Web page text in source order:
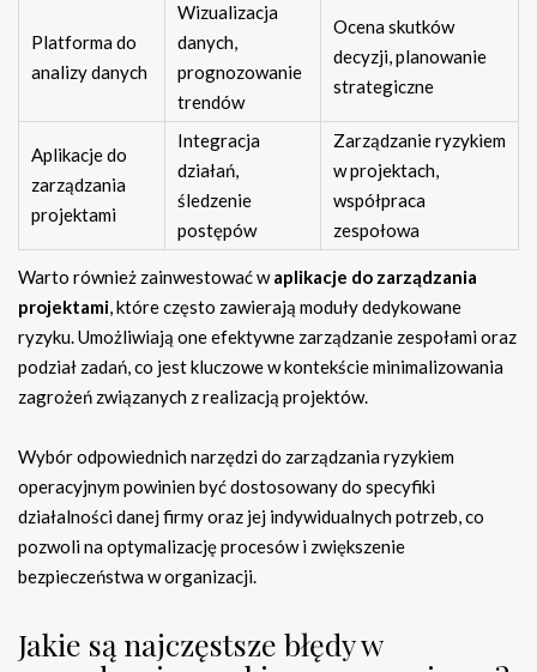
Platforma do
analizy danych
Wizualizacja
danych,
prognozowanie
trendów
Ocena skutków
decyzji, planowanie
strategiczne
Aplikacje do
zarządzania
projektami
Integracja
działań,
śledzenie
postępów
Zarządzanie ryzykiem
w projektach,
współpraca
zespołowa
Warto również zainwestować waplikacje do zarządzania
projektami, które często zawierają moduły dedykowane
ryzyku. Umożliwiają one efektywne zarządzanie zespołami oraz
podział zadań, co jest kluczowe w kontekście minimalizowania
zagrożeń związanych z realizacją projektów.
Wybór odpowiednich narzędzi do zarządzania ryzykiem
operacyjnym powinien być dostosowany do specyfiki
działalności danej firmy oraz jej indywidualnych potrzeb, co
pozwoli na optymalizację procesów i zwiększenie
bezpieczeństwa w organizacji.
Jakie są najczęstsze błędy w